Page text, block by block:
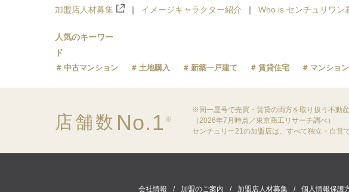
加盟店人材募集
イメージキャラクター紹介 Who is センチュリワン
人気のキーワー
ド
中古マンション 土地購入 新築一戸建て 賃貸住宅 マンショ
店舗数 No.1 ※
※同一屋号で売買・賃貸の両方を取り扱う不動
（2026年7月時点／東京商工リサーチ調べ）
センチュリー21の加盟店は、すべて独立・自営で
会社情報 加盟のご案内 加盟店人材募集 個人情報保護